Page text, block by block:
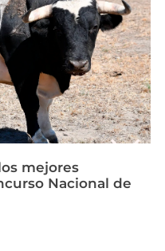
mejores
Nacional de